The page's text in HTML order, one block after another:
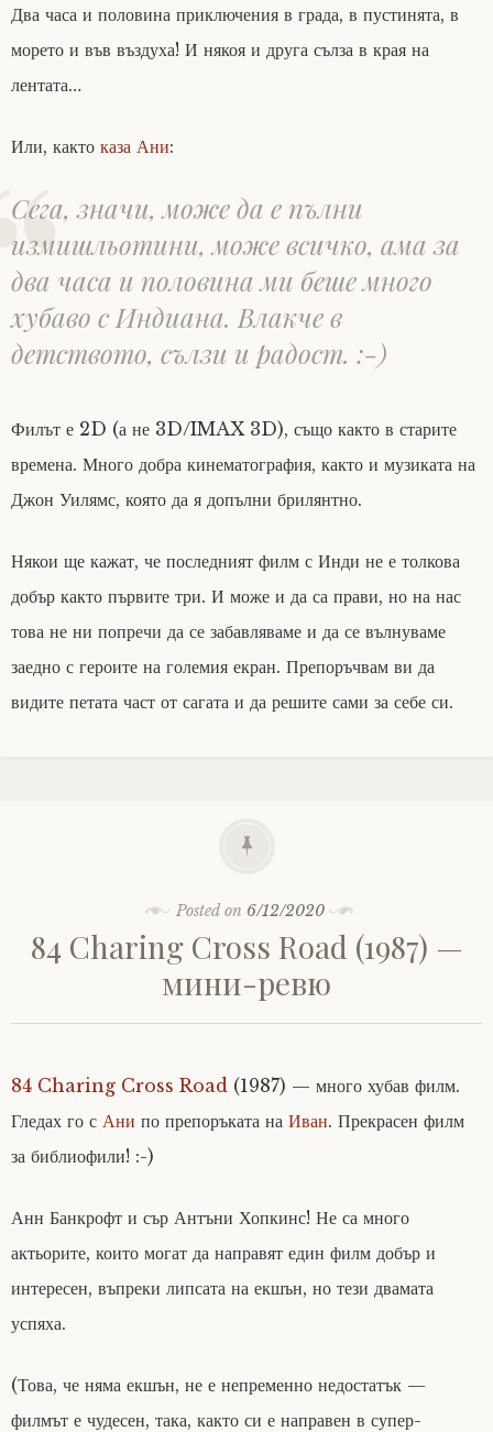
Два часа и половина приключения в града, в пустинята, в
морето и във въздуха! И някоя и друга сълза в края на
лентата…
Или, както каза Ани:
Сега, значи, може да е пълни
измишльотини, може всичко, ама за
два часа и половина ми беше много
хубаво с Индиана. Влакче в
детството, сълзи и радост. :-)
Филът е 2D (а не 3D/IMAX 3D), също както в старите
времена. Много добра кинематография, както и музиката на
Джон Уилямс, която да я допълни брилянтно.
Някои ще кажат, че последният филм с Инди не е толкова
добър както първите три. И може и да са прави, но на нас
това не ни попречи да се забавляваме и да се вълнуваме
заедно с героите на големия екран. Препоръчвам ви да
видите петата част от сагата и да решите сами за себе си.
Posted on 6/12/2020
84 Charing Cross Road (1987) —
мини-ревю
84 Charing Cross Road (1987) — много хубав филм.
Гледах го с Ани по препоръката на Иван. Прекрасен филм
за библиофили! :-)
Анн Банкрофт и сър Антъни Хопкинс! Не са много
актьорите, които могат да направят един филм добър и
интересен, въпреки липсата на екшън, но тези двамата
успяха.
(Това, че няма екшън, не е непременно недостатък —
филмът е чудесен, така, както си е направен в супер-